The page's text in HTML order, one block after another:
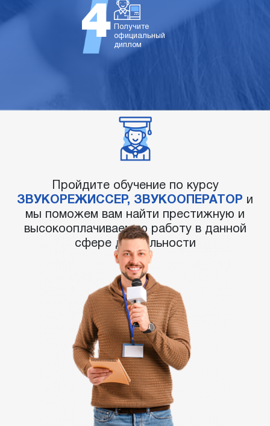
Получите
официальный
диплом
Пройдите обучение по курсу
ЗВУКОРЕЖИССЕР, ЗВУКООПЕРАТОР и
мы поможем вам найти престижную и
высокооплачиваемую работу в данной
сфере деятельности